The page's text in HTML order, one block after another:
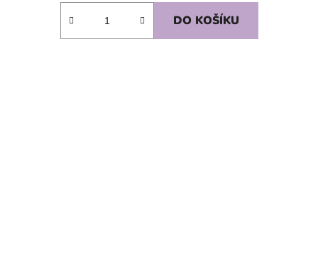
DO KOŠÍKU